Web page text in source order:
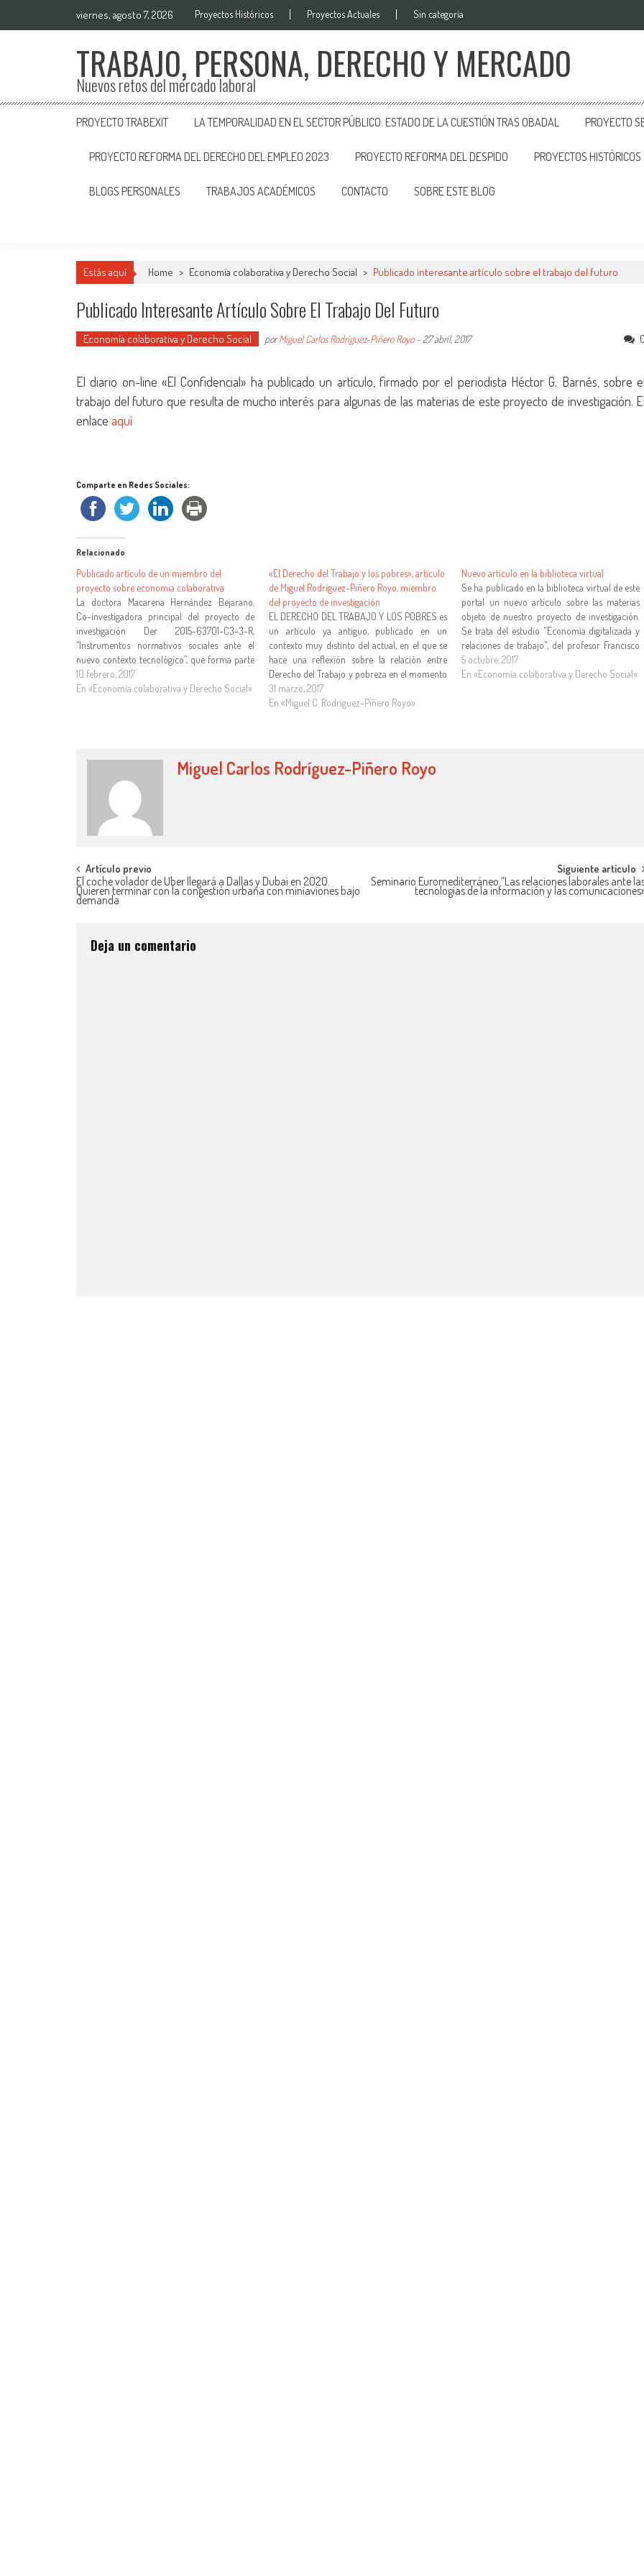
viernes, agosto 7, 2026 Proyectos Históricos Proyectos Actuales Sin categoría
TRABAJO, PERSONA, DERECHO Y MERCADO
Nuevos retos del mercado laboral
PROYECTO TRABEXIT LA TEMPORALIDAD EN EL SECTOR PÚBLICO: ESTADO DE LA CUESTIÓN TRAS OBADAL PROYECTO
PROYECTO REFORMA DEL DERECHO DEL EMPLEO 2023 PROYECTO REFORMA DEL DESPIDO PROYECTOS HISTÓRICOS
BLOGS PERSONALES TRABAJOS ACADÉMICOS CONTACTO SOBRE ESTE BLOG
Estás aquí Home > Economía colaborativa y Derecho Social > Publicado interesante artículo sobre el trabajo del futuro
Publicado Interesante Artículo Sobre El Trabajo Del Futuro
Economía colaborativa y Derecho Social porMiguel Carlos Rodríguez-Piñero Royo- 27 abril, 2017
El diario on-line «El Confidencial» ha publicado un artículo, firmado por el periodista Héctor G. Barnés, sobre
trabajo del futuro que resulta de mucho interés para algunas de las materias de este proyecto de investigación.
enlace aquí
Comparte en Redes Sociales:
Relacionado
Publicado artículo de un miembro del
proyecto sobre economía colaborativa
La doctora Macarena Hernández Bejarano,
Co-investigadora principal del proyecto de
investigación Der 2015-63701-C3-3-R,
“Instrumentos normativos sociales ante el
nuevo contexto tecnológico”, que forma parte
de este proyecto coordinado, acaba de
publicar un artículo con resultados científicos
10 febrero, 2017
En «Economía colaborativa y Derecho Social»
«El Derecho del Trabajo y los pobres», artículo
de Miguel Rodríguez-Piñero Royo, miembro
del proyecto de investigación
EL DERECHO DEL TRABAJO Y LOS POBRES es
un artículo ya antiguo, publicado en un
contexto muy distinto del actual, en el que se
hace una reflexión sobre la relación entre
Derecho del Trabajo y pobreza en el momento
de nacimiento de la disciplina. Tiene su
origen en la intervención de su autor…
31 marzo, 2017
En «Miguel C. Rodríguez-Piñero Royo»
Nuevo artículo en la biblioteca virtual
Se ha publicado en la biblioteca virtual de este
portal un nuevo artículo sobre las materias
objeto de nuestro proyecto de investigación.
Se trata del estudio "Economía digitalizada y
relaciones de trabajo", del profesor Francisco
Trillo Párraga de la Universidad de Castilla-La
Mancha. Es un artículo publicado
5 octubre, 2017
En «Economía colaborativa y Derecho Social»
Miguel Carlos Rodríguez-Piñero Royo
Artículo previo
El coche volador de Uber llegará a Dallas y Dubai en 2020.
Quieren terminar con la congestión urbana con miniaviones bajo
demanda
Siguiente artículo
Seminario Euromediterráneo “Las relaciones laborales ante
tecnologías de la información y las
Deja un comentario